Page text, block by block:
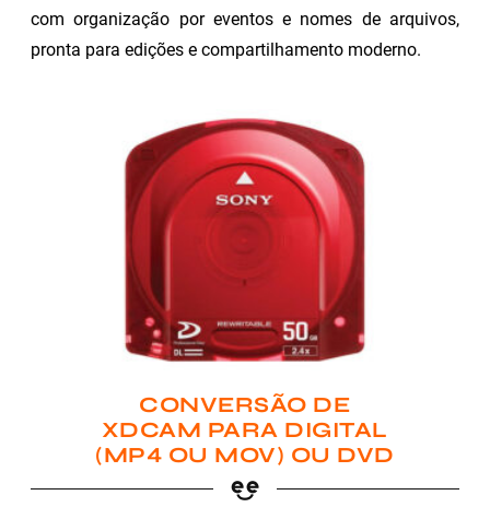
com organização por eventos e nomes de arquivos,
pronta para edições e compartilhamento moderno.
CONVERSÃO DE
XDCAM PARA DIGITAL
(MP4 OU MOV) OU DVD